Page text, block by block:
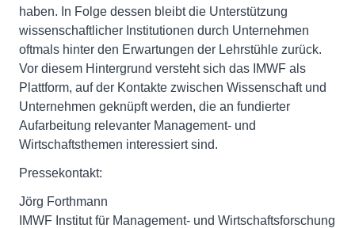
haben. In Folge dessen bleibt die Unterstützung
wissenschaftlicher Institutionen durch Unternehmen
oftmals hinter den Erwartungen der Lehrstühle zurück.
Vor diesem Hintergrund versteht sich das IMWF als
Plattform, auf der Kontakte zwischen Wissenschaft und
Unternehmen geknüpft werden, die an fundierter
Aufarbeitung relevanter Management- und
Wirtschaftsthemen interessiert sind.
Pressekontakt:
Jörg Forthmann
IMWF Institut für Management- und Wirtschaftsforschung